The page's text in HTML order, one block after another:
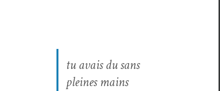
tu avais du sans
pleines mains